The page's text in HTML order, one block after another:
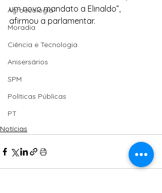
Agroecologia
Moradia
Ciência e Tecnologia
Anisersários
SPM
Políticas Públicas
PT
um novo mandato a Elinaldo”,
afirmou a parlamentar.
Notícias